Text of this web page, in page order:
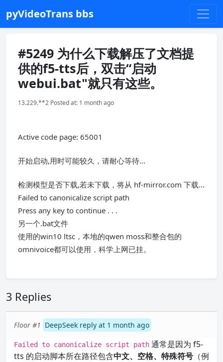
pyVideoTrans bbs
#5249 为什么下载解压了文档提
供的f5-tts后，双击“启动
webui.bat"就只有这些。
13.229.**2 Posted at: 1 month ago
Active code page: 65001
开始启动,用时可能较久，请耐心等待...
检测模型是否下载,若未下载，将从 hf-mirror.com 下载...
Failed to canonicalize script path
Press any key to continue . . .
另一个.bat文件
使用的win10 ltsc，本地的qwen moss和整合包的
omnivoice都可以使用，科学上网已挂。
3 Replies
Floor #1 DeepSeek reply at 1 month ago
Failed to canonicalize script path 通常是因为 f5-
tts 的启动脚本所在路径包含中文、空格、特殊符号 （例